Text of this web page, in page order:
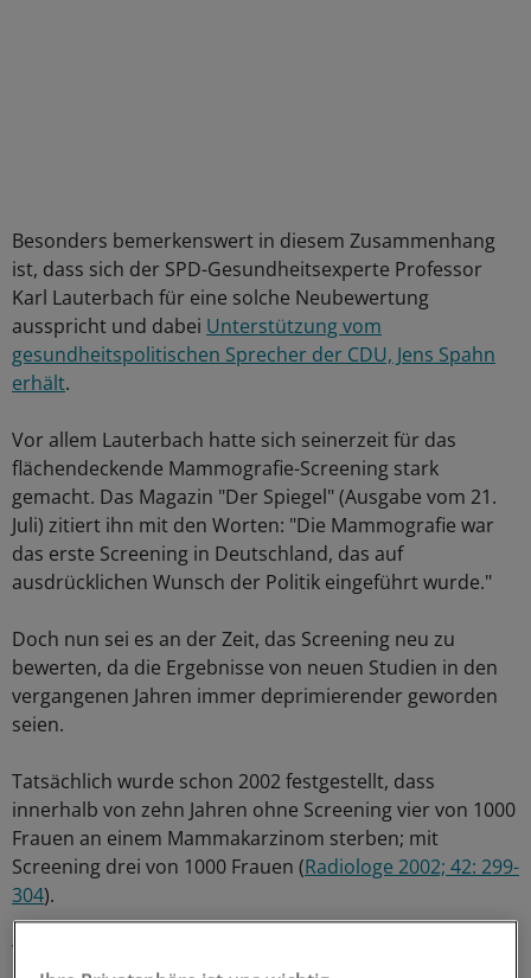
Besonders bemerkenswert in diesem Zusammenhang
ist, dass sich der SPD-Gesundheitsexperte Professor
Karl Lauterbach für eine solche Neubewertung
ausspricht und dabei Unterstützung vom
gesundheitspolitischen Sprecher der CDU, Jens Spahn
erhält.
Vor allem Lauterbach hatte sich seinerzeit für das
flächendeckende Mammografie-Screening stark
gemacht. Das Magazin "Der Spiegel" (Ausgabe vom 21.
Juli) zitiert ihn mit den Worten: "Die Mammografie war
das erste Screening in Deutschland, das auf
ausdrücklichen Wunsch der Politik eingeführt wurde."
Doch nun sei es an der Zeit, das Screening neu zu
bewerten, da die Ergebnisse von neuen Studien in den
vergangenen Jahren immer deprimierender geworden
seien.
Tatsächlich wurde schon 2002 festgestellt, dass
innerhalb von zehn Jahren ohne Screening vier von 1000
Frauen an einem Mammakarzinom sterben; mit
Screening drei von 1000 Frauen (Radiologe 2002; 42: 299-
304).
Was Experten wie etwa Professor Peter Gøtzsche vom